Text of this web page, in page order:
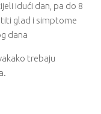
idući dan, pa do 8
glad i simptome
dana
trebaju